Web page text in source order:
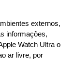
externos,
informações,
Watch Ultra o
ar livre, por